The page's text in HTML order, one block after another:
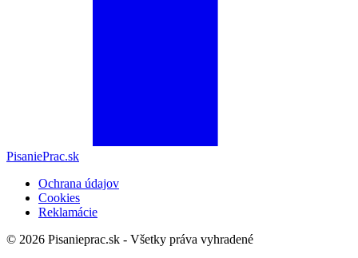
PisaniePrac.sk
Ochrana údajov
Cookies
Reklamácie
© 2026 Pisanieprac.sk - Všetky práva vyhradené